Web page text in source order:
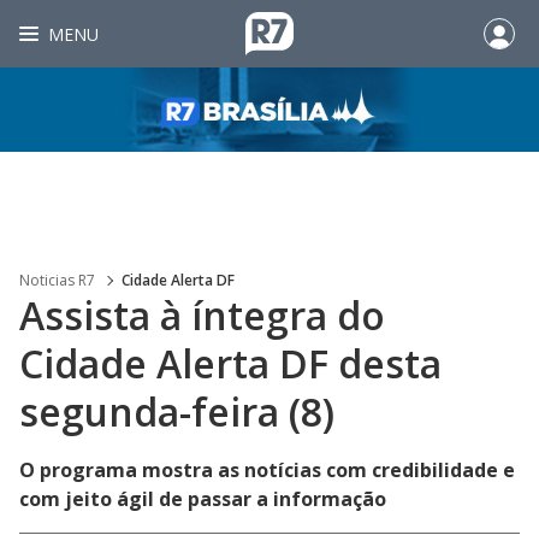
MENU
Noticias R7 Cidade Alerta DF
Assista à íntegra do
Cidade Alerta DF desta
segunda-feira (8)
O programa mostra as notícias com credibilidade e
com jeito ágil de passar a informação